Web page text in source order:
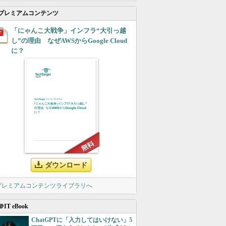
レミアムコンテンツ
「にゃんこ大戦争」インフラ“大引っ越
し”の理由 なぜAWSからGoogle Cloud
に？
ダウンロード
レミアムコンテンツライブラリへ
IT eBook
ChatGPTに「入力してはいけない」5